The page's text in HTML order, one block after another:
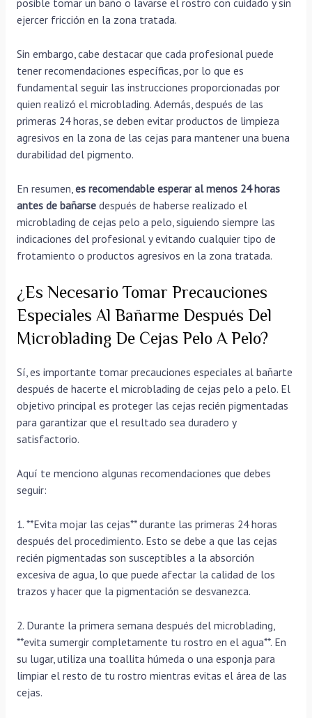
ejercer fricción en la zona tratada.
Sin embargo, cabe destacar que cada profesional puede
tener recomendaciones específicas, por lo que es
fundamental seguir las instrucciones proporcionadas por
quien realizó el microblading. Además, después de las
primeras 24 horas, se deben evitar productos de limpieza
agresivos en la zona de las cejas para mantener una buena
durabilidad del pigmento.
En resumen, es recomendable esperar al menos 24 horas
antes de bañarsedespués de haberse realizado el
microblading de cejas pelo a pelo, siguiendo siempre las
indicaciones del profesional y evitando cualquier tipo de
frotamiento o productos agresivos en la zona tratada.
¿Es Necesario Tomar Precauciones
Especiales Al Bañarme Después Del
Microblading De Cejas Pelo A Pelo?
Sí, es importante tomar precauciones especiales al bañarte
después de hacerte el microblading de cejas pelo a pelo. El
objetivo principal es proteger las cejas recién pigmentadas
para garantizar que el resultado sea duradero y
satisfactorio.
Aquí te menciono algunas recomendaciones que debes
seguir:
1. **Evita mojar las cejas** durante las primeras 24 horas
después del procedimiento. Esto se debe a que las cejas
recién pigmentadas son susceptibles a la absorción
excesiva de agua, lo que puede afectar la calidad de los
trazos y hacer que la pigmentación se desvanezca.
2. Durante la primera semana después del microblading,
**evita sumergir completamente tu rostro en el agua**. En
su lugar, utiliza una toallita húmeda o una esponja para
limpiar el resto de tu rostro mientras evitas el área de las
cejas.